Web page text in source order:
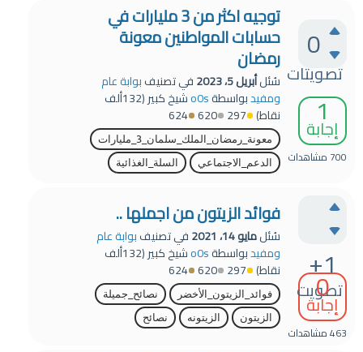
0
تصويتات
1
إجابة
700 مشاهدات
توجيه اكثر من 3 مليارات في
حسابات المواطنين معونة
رمضان
سُئلأبريل 5، 2023 في تصنيفبوابة عام
ومفيدبواسطةo0sشيخ كبير(132ألف
نقاط) 297
620
624
معونة_رمضان_الملك_سلمان_3_مليارات
الدعم_الاجتماعي
السلة_الغذائية
+1
تصويت
0
إجابة
463مشاهدات
فوائد الزيتون من اجملها ..
سُئلمايو 14، 2021 في تصنيفبوابة عام
ومفيدبواسطةo0sشيخ كبير(132ألف
نقاط) 297
620
624
فوائد_الزيتون_الأخضر
نصائح_جميلة
الزيتون
الزيتونه نصائح